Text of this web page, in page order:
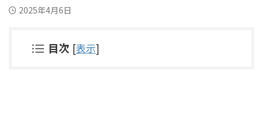
2025年4月6日
目次 [表示]